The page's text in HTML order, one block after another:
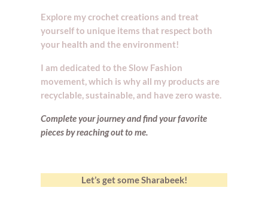
Explore my crochet creations and treat
yourself to unique items that respect both
your health and the environment!
I am dedicated to the Slow Fashion
movement, which is why all my products are
recyclable, sustainable, and have zero waste.
Complete your journey and find yourfavorite
pieces by reaching out to me.
Let’s get some Sharabeek!